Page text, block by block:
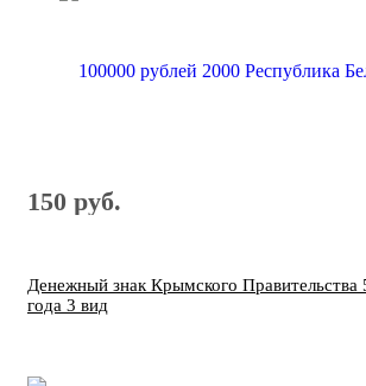
150 руб.
Денежный знак Крымского Правительства
года 3 вид